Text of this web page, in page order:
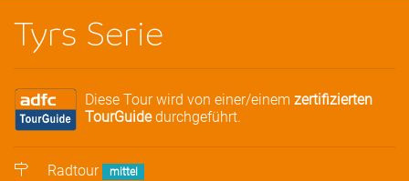
Tyrs Serie
Diese Tour wird von einer/einem zertifizierten
TourGuidedurchgeführt.
Radtour mittel